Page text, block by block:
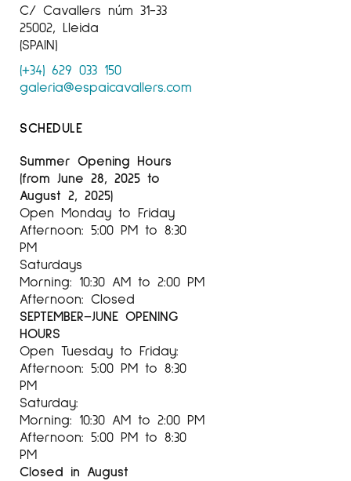
C/ Cavallers núm 31-33
25002, Lleida
(SPAIN)
(+34) 629 033 150
galeria@espaicavallers.com
SCHEDULE
Summer Opening Hours
(from June 28, 2025 to
August 2, 2025)
Open Monday to Friday
Afternoon: 5:00 PM to 8:30
PM
Saturdays
Morning: 10:30 AM to 2:00 PM
Afternoon: Closed
SEPTEMBER–JUNE OPENING
HOURS
Open Tuesday to Friday:
Afternoon: 5:00 PM to 8:30
PM
Saturday:
Morning: 10:30 AM to 2:00 PM
Afternoon: 5:00 PM to 8:30
PM
Closed in August